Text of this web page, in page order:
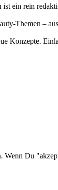
ein rein
Themen –
Konzepte.
Wenn Du